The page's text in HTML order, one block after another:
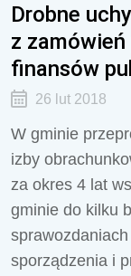
Drobne
z
finansów
26 lut 2018
W gminie
izby
za okres 4 lat
gminie do kilku
sporządzenia i